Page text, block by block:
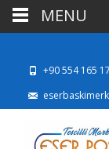
+90 554 165
MENU